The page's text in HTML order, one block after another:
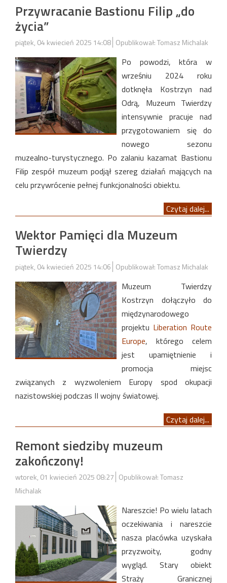
Przywracanie Bastionu Filip „do
życia”
piątek, 04 kwiecień 2025 14:08 Opublikował: Tomasz Michalak
Po powodzi, która w
wrześniu 2024 roku
dotknęła Kostrzyn nad
Odrą, Muzeum Twierdzy
intensywnie pracuje nad
przygotowaniem się do
nowego sezonu
muzealno-turystycznego. Po zalaniu kazamat Bastionu
Filip zespół muzeum podjął szereg działań mających na
celu przywrócenie pełnej funkcjonalności obiektu.​
Czytaj dalej...
Wektor Pamięci dla Muzeum
Twierdzy
piątek, 04 kwiecień 2025 14:06 Opublikował: Tomasz Michalak
Muzeum Twierdzy
Kostrzyn dołączyło do
międzynarodowego
projektu Liberation Route
Europe, którego celem
jest upamiętnienie i
promocja miejsc
związanych z wyzwoleniem Europy spod okupacji
nazistowskiej podczas II wojny światowej.
Czytaj dalej...
Remont siedziby muzeum
zakończony!
wtorek, 01 kwiecień 2025 08:27 Opublikował: Tomasz
Michalak
Nareszcie! Po wielu latach
oczekiwania i nareszcie
nasza placówka uzyskała
przyzwoity, godny
wygląd. Stary obiekt
Straży Granicznej